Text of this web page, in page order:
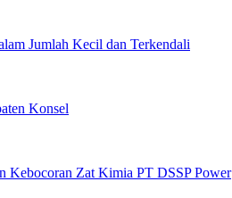
Jumlah Kecil dan Terkendali
Konsel
Kebocoran Zat Kimia PT DSSP Power